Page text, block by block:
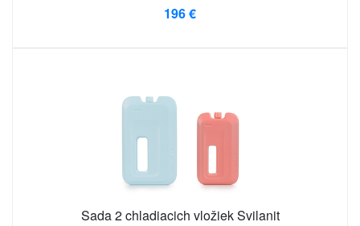
196 €
Sada 2 chladiacich vložiek Svilanit